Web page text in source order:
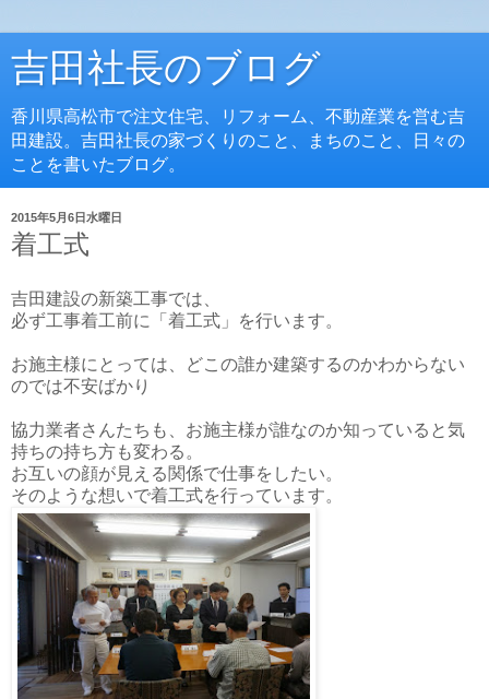
吉田社長のブログ
香川県高松市で注文住宅、リフォーム、不動産業を営む吉
田建設。吉田社長の家づくりのこと、まちのこと、日々の
ことを書いたブログ。
2015年5月6日水曜日
着工式
吉田建設の新築工事では、
必ず工事着工前に「着工式」を行います。
お施主様にとっては、どこの誰か建築するのかわからない
のでは不安ばかり
協力業者さんたちも、お施主様が誰なのか知っていると気
持ちの持ち方も変わる。
お互いの顔が見える関係で仕事をしたい。
そのような想いで着工式を行っています。